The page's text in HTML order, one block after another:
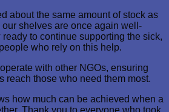
about the same amount of stock as
our shelves are once again well-
to continue supporting the sick,
who rely on this help.
with other NGOs, ensuring
reach those who need them most.
how much can be achieved when a
Thank you to everyone who took